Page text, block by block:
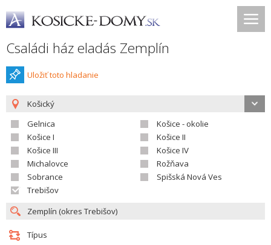
Családi ház eladás Zemplín
Uložiť toto hladanie
Košický
Gelnica
Košice - okolie
Košice I
Košice II
Košice III
Košice IV
Michalovce
Rožňava
Sobrance
Spišská Nová Ves
Trebišov
Típus